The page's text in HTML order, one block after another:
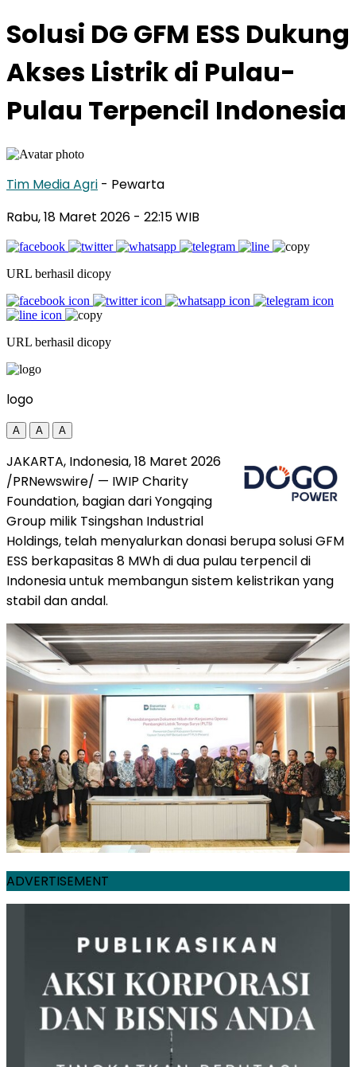
Solusi DG GFM ESS Dukung
Akses Listrik di Pulau-
Pulau Terpencil Indonesia
Tim Media Agri - Pewarta
Rabu, 18 Maret 2026 - 22:15 WIB
URL berhasil dicopy
URL berhasil dicopy
logo
A A A
JAKARTA, Indonesia, 18 Maret 2026
/PRNewswire/ — IWIP Charity
Foundation, bagian dari Yongqing
Group milik Tsingshan Industrial
Holdings, telah menyalurkan donasi berupa solusi GFM
ESS berkapasitas 8 MWh di dua pulau terpencil di
Indonesia untuk membangun sistem kelistrikan yang
stabil dan andal.
ADVERTISEMENT